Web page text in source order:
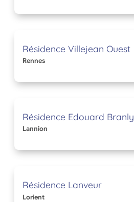
Résidence Villejean Ouest
Rennes
Résidence Edouard Branly
Lannion
Résidence Lanveur
Lorient